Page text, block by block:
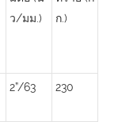
ว/มม.)
ก.)
2”/63 230